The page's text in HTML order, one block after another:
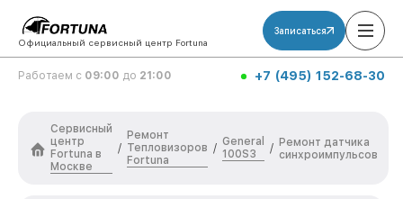
Официальный сервисный центр Fortuna
Записаться
Работаем с 09:00 до 21:00 +7 (495) 152-68-30
Сервисный
центр
Fortuna в
Москве
/
Ремонт
Тепловизоров
Fortuna
/
General
100S3
/ Ремонт датчика
синхроимпульсов